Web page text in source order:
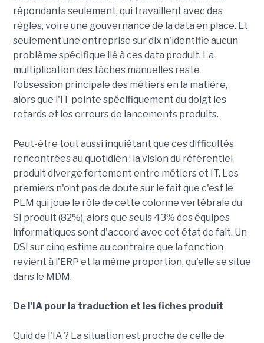
répondants seulement, qui travaillent avec des
règles, voire une gouvernance de la data en place. Et
seulement une entreprise sur dix n'identifie aucun
problème spécifique lié à ces data produit. La
multiplication des tâches manuelles reste
l'obsession principale des métiers en la matière,
alors que l'IT pointe spécifiquement du doigt les
retards et les erreurs de lancements produits.
Peut-être tout aussi inquiétant que ces difficultés
rencontrées au quotidien : la vision du référentiel
produit diverge fortement entre métiers et IT. Les
premiers n'ont pas de doute sur le fait que c'est le
PLM qui joue le rôle de cette colonne vertébrale du
SI produit (82%), alors que seuls 43% des équipes
informatiques sont d'accord avec cet état de fait. Un
DSI sur cinq estime au contraire que la fonction
revient à l'ERP et la même proportion, qu'elle se situe
dans le MDM.
De l'IA pour la traduction et les fiches produit
Quid de l'IA ? La situation est proche de celle de